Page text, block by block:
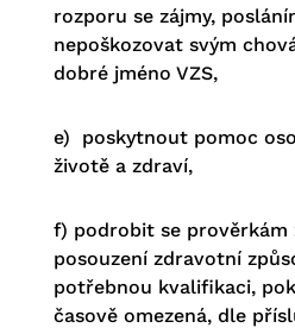
rozporu se zájmy,
nepoškozovat svým
dobré jméno VZS,
e) poskytnout pomoc
životě a zdraví,
f) podrobit se prověrkám
posouzení zdravotní
potřebnou kvalifikaci,
časově omezená, dle